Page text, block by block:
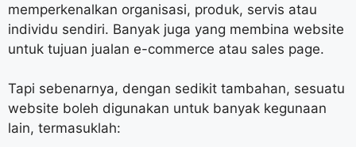
memperkenalkan organisasi, produk, servis atau
individu sendiri. Banyak juga yang membina website
untuk tujuan jualan e-commerce atau sales page.
Tapi sebenarnya, dengan sedikit tambahan, sesuatu
website boleh digunakan untuk banyak kegunaan
lain, termasuklah: